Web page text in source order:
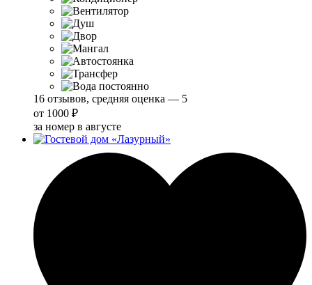
16 отзывов, средняя оценка — 5
от 1000 ₽
за номер в августе